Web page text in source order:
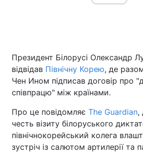
Україна
Економіка
Спорт Наука
Техно і зв'язок Лайт
Президент Білорусі Олександр
відвідав Північну Корею, де
Чен Ином підписав договір про
співпрацю" між країнами.
Про це повідомляє The Guardian,
честь візиту білоруського
північнокорейський колега
зустріч із салютом артилерії та